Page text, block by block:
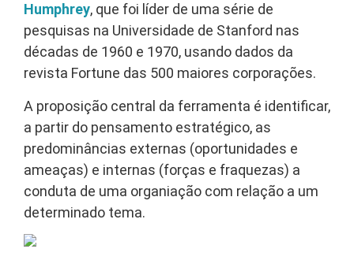
Humphrey, que foi líder de uma série de
pesquisas na Universidade de Stanford nas
décadas de 1960 e 1970, usando dados da
revista Fortune das 500 maiores corporações.
A proposição central da ferramenta é identificar,
a partir do pensamento estratégico, as
predominâncias externas (oportunidades e
ameaças) e internas (forças e fraquezas) a
conduta de uma organiação com relação a um
determinado tema.